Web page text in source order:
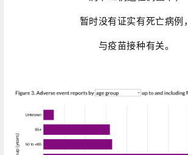
暂时没有证实有死亡病例，
与疫苗接种有关。